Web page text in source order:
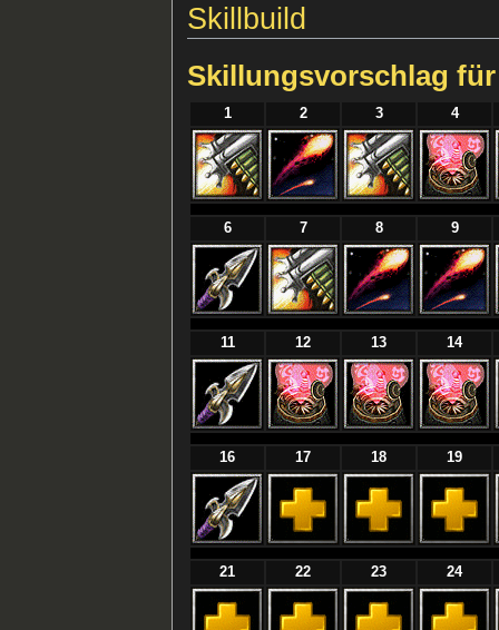
Skillbuild
Skillungsvorschlag
1 2 3 4
6 7 8 9
11 12 13 14
16 17 18 19
21 22 23 24